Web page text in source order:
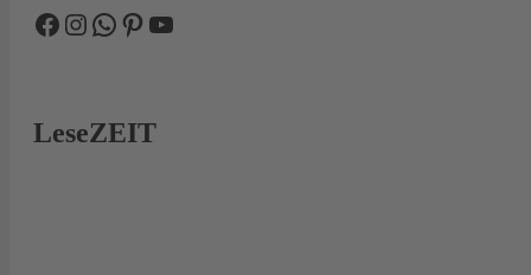
Facebook
Instagram
WhatsApp
Pinterest
YouTube
LeseZEIT